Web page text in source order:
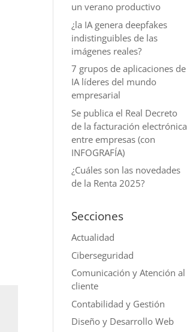
un verano productivo
¿la IA genera deepfakes
indistinguibles de las
imágenes reales?
7 grupos de aplicaciones de
IA líderes del mundo
empresarial
Se publica el Real Decreto
de la facturación electrónica
entre empresas (con
INFOGRAFÍA)
¿Cuáles son las novedades
de la Renta 2025?
Secciones
Actualidad
Ciberseguridad
Comunicación y Atención al
cliente
Contabilidad y Gestión
Diseño y Desarrollo Web